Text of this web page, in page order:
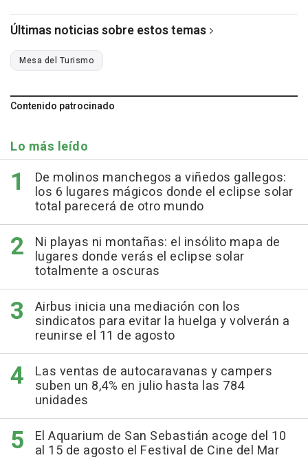
Últimas noticias sobre estos temas
Mesa del Turismo
Contenido patrocinado
Lo más leído
De molinos manchegos a viñedos gallegos:
los 6 lugares mágicos donde el eclipse solar
total parecerá de otro mundo
Ni playas ni montañas: el insólito mapa de
lugares donde verás el eclipse solar
totalmente a oscuras
Airbus inicia una mediación con los
sindicatos para evitar la huelga y volverán a
reunirse el 11 de agosto
Las ventas de autocaravanas y campers
suben un 8,4% en julio hasta las 784
unidades
El Aquarium de San Sebastián acoge del 10
al 15 de agosto el Festival de Cine del Mar